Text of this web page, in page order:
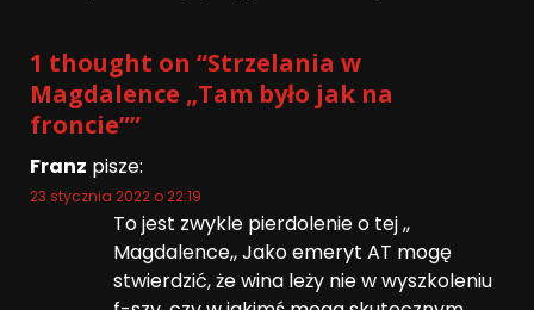
1 thought on “Strzelania w
Magdalence „Tam było jak na
froncie””
Franz pisze:
23 stycznia 2022 o 22:19
To jest zwykle pierdolenie o tej ,,
Magdalence,, Jako emeryt AT mogę
stwierdzić, że wina leży nie w wyszkoleniu